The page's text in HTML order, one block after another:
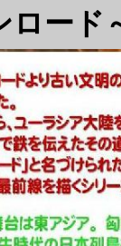
ロー